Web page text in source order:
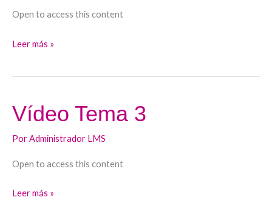
Open to access this content
Leer más »
Vídeo Tema 3
PorAdministrador LMS
Open to access this content
Vídeo
Tema
3
Leer más »